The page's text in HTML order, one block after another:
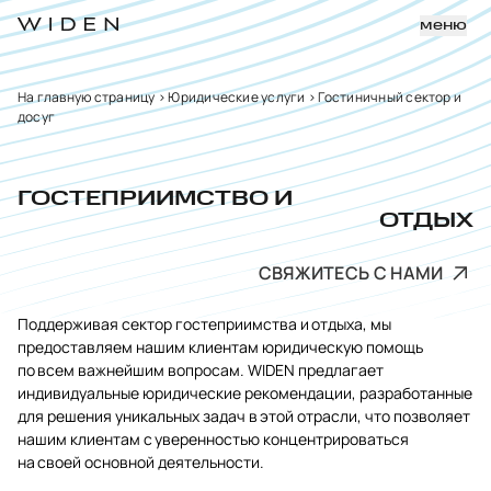
меню
На главную страницу>Юридические услуги >Гостиничный сектор и
досуг
ГОСТЕПРИИМСТВО И
ОТДЫХ
СВЯЖИТЕСЬ С НАМИ
Поддерживая сектор гостеприимства и отдыха, мы
предоставляем нашим клиентам юридическую помощь
по всем важнейшим вопросам. WIDEN предлагает
индивидуальные юридические рекомендации, разработанные
для решения уникальных задач в этой отрасли, что позволяет
нашим клиентам с уверенностью концентрироваться
на своей основной деятельности.